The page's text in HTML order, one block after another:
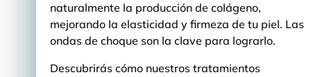
naturalmente la producción de colágeno,
mejorando la elasticidad y firmeza de tu piel. Las
ondas de choque son la clave para lograrlo.
Descubrirás cómo nuestros tratamientos